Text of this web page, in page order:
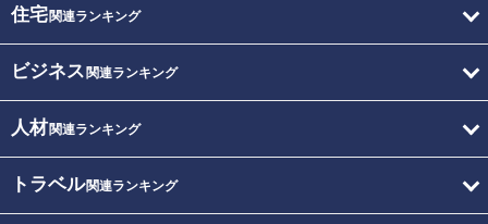
住宅関連ランキング
ビジネス 関連ランキング
人材関連ランキング
トラベル関連ランキング